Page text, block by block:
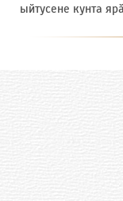
ыйтусене кунта